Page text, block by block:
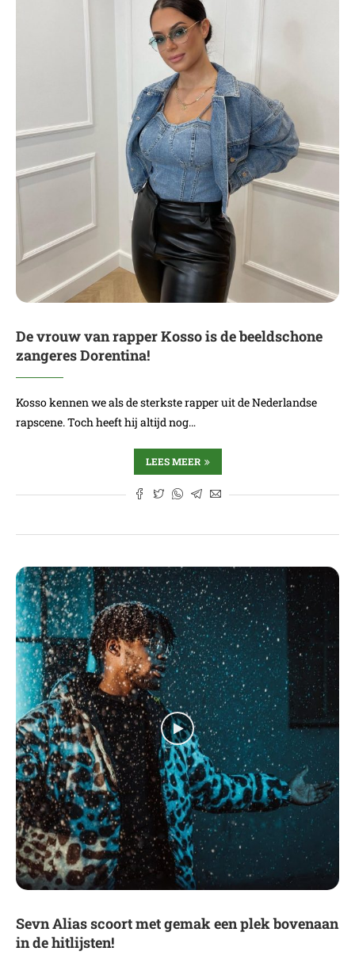
De vrouw van rapper Kosso is de beeldschone
zangeres Dorentina!
Kosso kennen we als de sterkste rapper uit de Nederlandse
rapscene. Toch heeft hij altijd nog…
LEES MEER
Sevn Alias scoort met gemak een plek bovenaan
in de hitlijsten!